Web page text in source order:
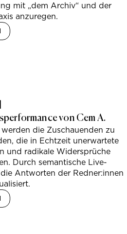
mit „dem Archiv“ und der
anzuregen.
von Cem A.
die Zuschauenden zu
die in Echtzeit unerwartete
und radikale Widersprüche
Durch semantische Live-
Antworten der Redner:innen